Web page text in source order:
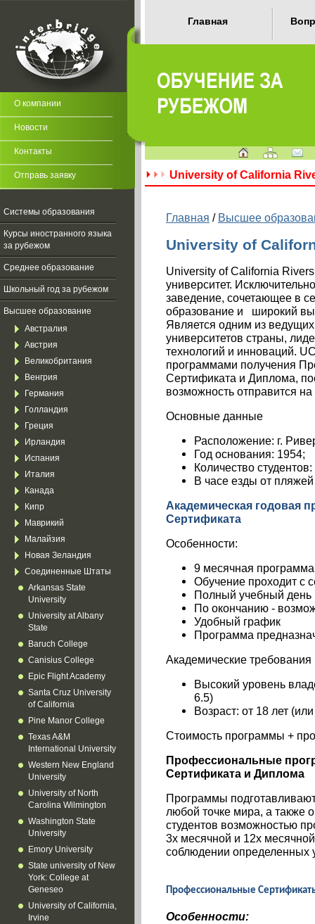
О компании
Новости
Контакты
Отправь заявку
Системы образования
Курсы иностранного языка
за рубежом
Среднее образование
Школьный год за рубежом
Высшее образование
Австралия
Австрия
Великобритания
Венгрия
Германия
Голландия
Греция
Ирландия
Испания
Италия
Канада
Кипр
Маврикий
Малайзия
Новая Зеландия
Соединенные Штаты
Arkansas State
University
University at Albany
State
Baruch Сollege
Canisius College
Epic Flight Academy
Santa Cruz University
of California
Pine Manor College
Texas A&M
International University
Western New England
University
University of North
Carolina Wilmington
Washington State
University
Emory University
State university of New
York: College at
Geneseo
University of California,
Irvine
Главная
University of California
Главная / Высшее
University of
University of California
университет.
заведение, сочетающее в
образование и
широкий
Является одним из
университетов страны,
технологий и инноваций.
программами получения
Сертификата и Диплома,
возможность отправится
Основные данные
Расположение: г.
Год основания: 1954;
Количество
В часе езды от
Академическая годовая
Сертификата
Особенности:
9 месячная
Обучение проходит с
Полный учебный день
По окончанию -
Удобный график
Программа
Академические требования
Высокий уровень
6.5)
Возраст: от 18 лет
Стоимость программы +
Профессиональные
Сертификата и Диплома
Программы
любой точке мира, а также
студентов возможностью
3х месячной и 12х
соблюдении определенных
Профессиональные
Особенности: